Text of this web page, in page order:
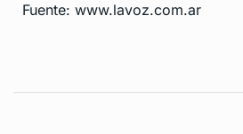
Fuente: www.lavoz.com.ar